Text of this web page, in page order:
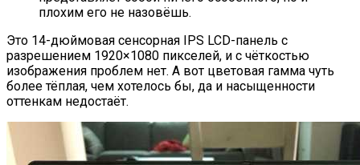
плохим его не назовёшь.
Это 14-дюймовая сенсорная IPS LCD-панель с
разрешением 1920×1080 пикселей, и с чёткостью
изображения проблем нет. А вот цветовая гамма чуть
более тёплая, чем хотелось бы, да и насыщенности
оттенкам недостаёт.